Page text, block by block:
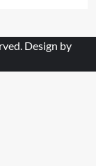
Design by